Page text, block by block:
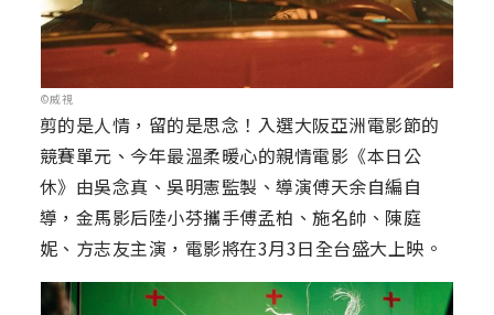
©威視
剪的是人情，留的是思念！入選大阪亞洲電影節的
競賽單元、今年最溫柔暖心的親情電影《本日公
休》由吳念真、吳明憲監製、導演傅天余自編自
導，金馬影后陸小芬攜手傅孟柏、施名帥、陳庭
妮、方志友主演，電影將在3月3日全台盛大上映。